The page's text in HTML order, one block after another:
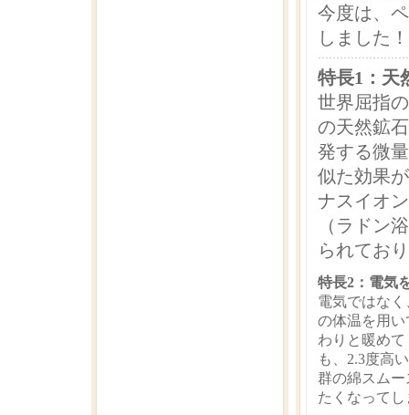
今度は、
しました！
特長1：天
世界屈指
の天然鉱
発する微
似た効果
ナスイオ
（ラドン
られてお
特長2：電気
電気ではな
の体温を用
わりと暖め
も、2.3度高
群の綿スム
たくなって